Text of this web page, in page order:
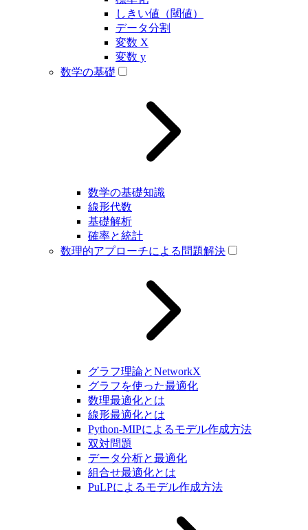
しきい値（閾値）
データ分割
変数 X
変数 y
数学の基礎
数学の基礎知識
線形代数
基礎解析
確率と統計
数理的アプローチによる問題解決
グラフ理論とNetworkX
グラフを使った最適化
数理最適化とは
線形最適化とは
Python-MIPによるモデル作成方法
双対問題
データ分析と最適化
組合せ最適化とは
PuLPによるモデル作成方法